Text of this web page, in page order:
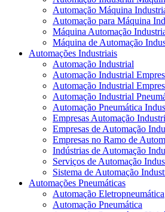
Automação Máquina
Automação para Máquina
Máquina Automação
Máquina de Automação
Automações Industriais
Automação Industrial
Automação Industrial
Automação Industrial
Automação Industrial
Automação Pneumática
Empresas Automação
Empresas de Automação
Empresas no Ramo de
Indústrias de Automação
Serviços de Automação
Sistema de Automação
Automações Pneumáticas
Automação Eletropneumática
Automação Pneumática